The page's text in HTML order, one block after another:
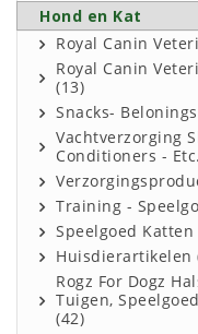
Hond en Kat
Royal Canin
Royal Canin
(13)
Snacks-
Vachtverzorging
Conditioners -
Training -
Speelgoed Katten
Huisdierartikelen
Rogz For Dogz
Tuigen,
(42)